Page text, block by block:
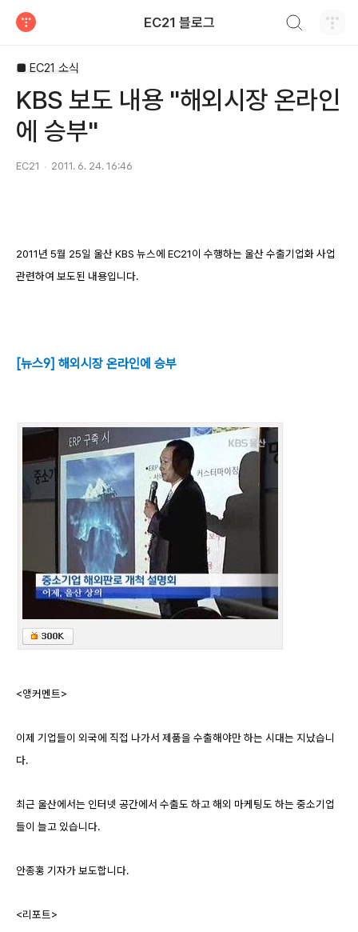
EC21 블로그
■ EC21 소식
KBS 보도 내용 "해외시장 온라인
에 승부"
EC21 2011. 6. 24. 16:46
2011년 5월 25일 울산 KBS 뉴스에 EC21이 수행하는 울산 수출기업화 사업
관련하여 보도된 내용입니다.
[뉴스9] 해외시장 온라인에 승부
<앵커멘트>
이제 기업들이 외국에 직접 나가서 제품을 수출해야만 하는 시대는 지났습니
다.
최근 울산에서는 인터넷 공간에서 수출도 하고 해외 마케팅도 하는 중소기업
들이 늘고 있습니다.
안종홍 기자가 보도합니다.
<리포트>